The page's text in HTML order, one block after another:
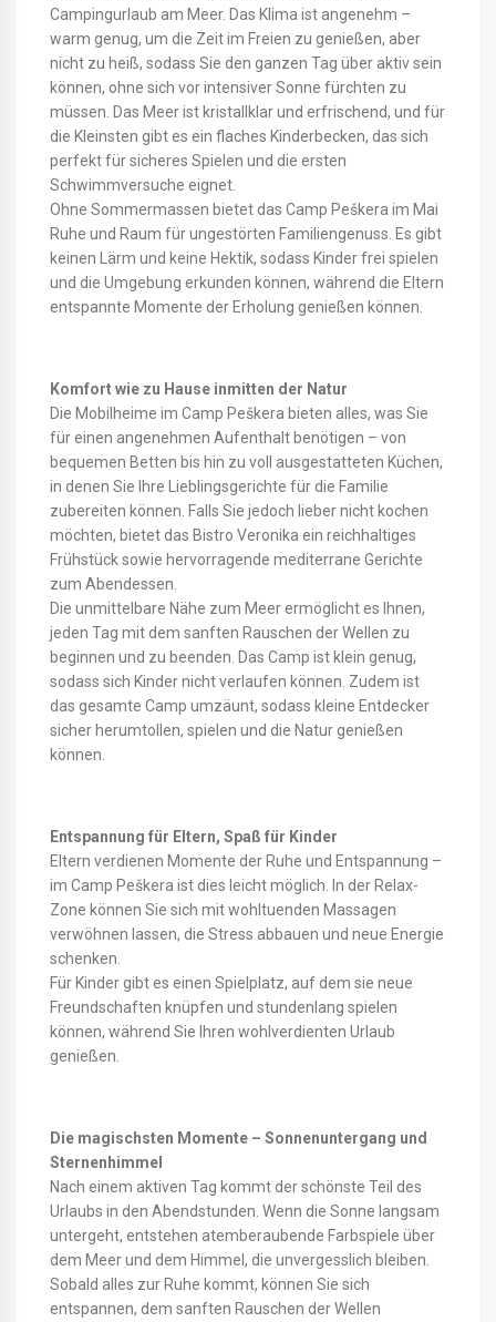
Campingurlaub am Meer. Das Klima ist angenehm –
warm genug, um die Zeit im Freien zu genießen, aber
nicht zu heiß, sodass Sie den ganzen Tag über aktiv sein
können, ohne sich vor intensiver Sonne fürchten zu
müssen. Das Meer ist kristallklar und erfrischend, und für
die Kleinsten gibt es ein flaches Kinderbecken, das sich
perfekt für sicheres Spielen und die ersten
Schwimmversuche eignet.
Ohne Sommermassen bietet das Camp Peškera im Mai
Ruhe und Raum für ungestörten Familiengenuss. Es gibt
keinen Lärm und keine Hektik, sodass Kinder frei spielen
und die Umgebung erkunden können, während die Eltern
entspannte Momente der Erholung genießen können.
Komfort wie zu Hause inmitten der Natur
Die Mobilheime im Camp Peškera bieten alles, was Sie
für einen angenehmen Aufenthalt benötigen – von
bequemen Betten bis hin zu voll ausgestatteten Küchen,
in denen Sie Ihre Lieblingsgerichte für die Familie
zubereiten können. Falls Sie jedoch lieber nicht kochen
möchten, bietet das Bistro Veronika ein reichhaltiges
Frühstück sowie hervorragende mediterrane Gerichte
zum Abendessen.
Die unmittelbare Nähe zum Meer ermöglicht es Ihnen,
jeden Tag mit dem sanften Rauschen der Wellen zu
beginnen und zu beenden. Das Camp ist klein genug,
sodass sich Kinder nicht verlaufen können. Zudem ist
das gesamte Camp umzäunt, sodass kleine Entdecker
sicher herumtollen, spielen und die Natur genießen
können.
Entspannung für Eltern, Spaß für Kinder
Eltern verdienen Momente der Ruhe und Entspannung –
im Camp Peškera ist dies leicht möglich. In der Relax-
Zone können Sie sich mit wohltuenden Massagen
verwöhnen lassen, die Stress abbauen und neue Energie
schenken.
Für Kinder gibt es einen Spielplatz, auf dem sie neue
Freundschaften knüpfen und stundenlang spielen
können, während Sie Ihren wohlverdienten Urlaub
genießen.
Die magischsten Momente – Sonnenuntergang und
Sternenhimmel
Nach einem aktiven Tag kommt der schönste Teil des
Urlaubs in den Abendstunden. Wenn die Sonne langsam
untergeht, entstehen atemberaubende Farbspiele über
dem Meer und dem Himmel, die unvergesslich bleiben.
Sobald alles zur Ruhe kommt, können Sie sich
entspannen, dem sanften Rauschen der Wellen